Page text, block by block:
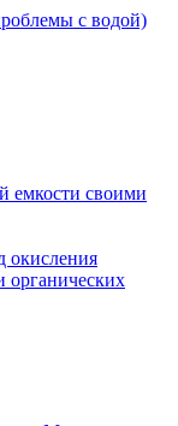
с водой)
емкости своими
окисления
органических